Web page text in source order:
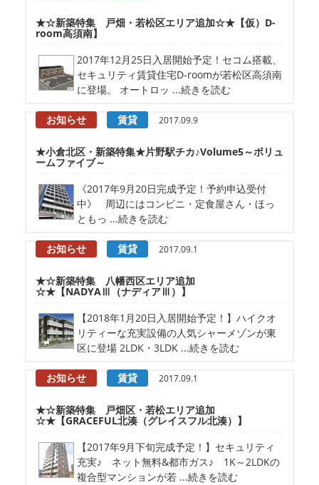
★☆新築特集 戸畑・若松区エリア追加☆★【仮）D-
room高須南】
2017年12月25日入居開始予定！セコム搭載、
セキュリティ賃貸住宅D-roomが若松区高須南
に登場。 オートロッ ...続きを読む
お知らせ 賃貸 2017.09.9
★小倉北区・新築特集★片野駅チカ♪Volume5～ボリュ
ームファイブ～
《2017年9月20日完成予定！予約申込受付
中》 周辺にはコンビニ・定食屋さん・ほっ
ともっ ...続きを読む
お知らせ 賃貸 2017.09.1
★☆新築特集 八幡西区エリア追加
☆★【NADYAⅢ（ナディアⅢ）】
【2018年1月20日入居開始予定！】ハイクオ
リティーな充実設備の人気シャーメゾンが東
区に登場 2LDK・3LDK ...続きを読む
お知らせ 賃貸 2017.09.1
★☆新築特集 戸畑区・若松エリア追加
☆★【GRACEFUL北湊（グレイスフル北湊）】
【2017年9月下旬完成予定！】セキュリティ
充実♪ ネット無料&都市ガス♪ 1K～2LDKの
複合型マンションが若 ...続きを読む